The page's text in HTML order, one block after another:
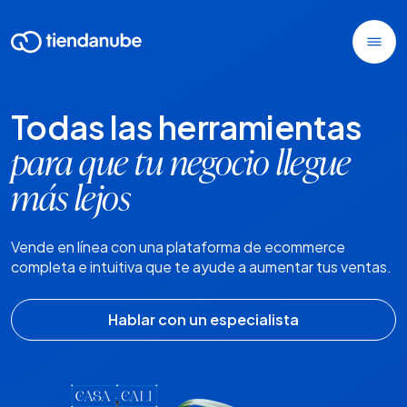
Todas las herramientas
para que tu negocio llegue
más lejos
Vende en línea con una plataforma de ecommerce
completa e intuitiva que te ayude a aumentar tus ventas.
Hablar con un especialista